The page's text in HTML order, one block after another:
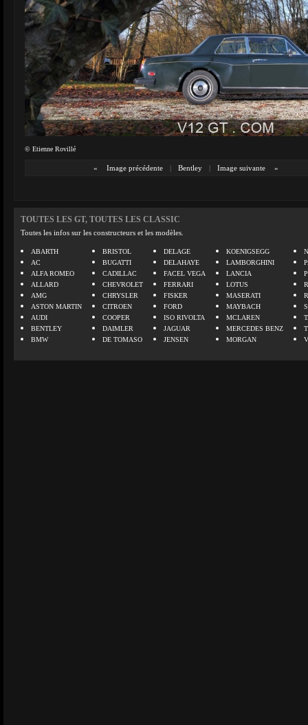
© Etienne Rovillé
« Image précédente | Bentley | Image suivante »
TOUTES LES GT, TOUTES LES CLASSIC
Toutes les infos sur les constructeurs et les modèles.
ABARTH
AC
ALFA ROMEO
ALLARD
AMG
ASTON MARTIN
AUDI
BENTLEY
BMW
BRISTOL
BUGATTI
CADILLAC
CHEVROLET
CHRYSLER
CITROEN
COOPER
DAIMLER
DE TOMASO
DELAGE
DELAHAYE
FACEL VEGA
FERRARI
FISKER
FORD
ISO RIVOLTA
JAGUAR
JENSEN
KOENIGSEGG
LAMBORGHINI
LANCIA
LOTUS
MASERATI
MAYBACH
MCLAREN
MERCEDES BENZ
MORGAN